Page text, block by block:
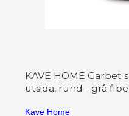
KAVE HOME Garbet
utsida, rund - grå
Kave Home